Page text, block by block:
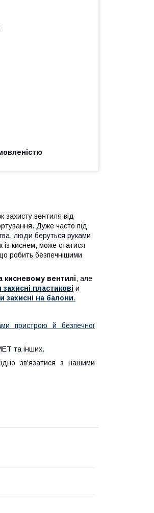
захисту вентиля від
Дуже часто під
люди беруться руками
із киснем, може статися
робить безпечнішими
кисневому вентилі, але
захисні пластикові и
захисні на балони.
пристрою й безпечної
та інших.
зв'язатися з нашими